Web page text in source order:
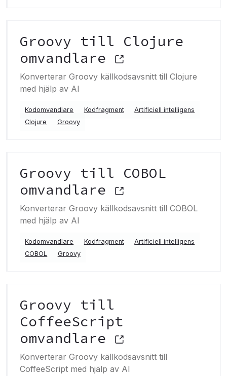
Groovy till Clojure
omvandlare
Konverterar Groovy källkodsavsnitt till Clojure
med hjälp av AI
Kodomvandlare Kodfragment
Artificiell intelligens
Clojure
Groovy
Groovy till COBOL
omvandlare
Konverterar Groovy källkodsavsnitt till COBOL
med hjälp av AI
Kodomvandlare Kodfragment
Artificiell intelligens
COBOL
Groovy
Groovy till
CoffeeScript
omvandlare
Konverterar Groovy källkodsavsnitt till
CoffeeScript med hjälp av AI